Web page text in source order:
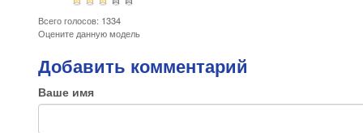
Всего голосов: 1334
Оцените данную модель
Добавить комментарий
Ваше имя